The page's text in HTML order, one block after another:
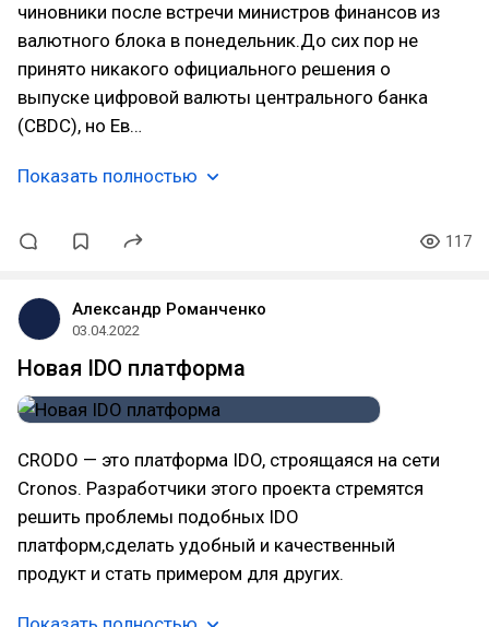
чиновники после встречи министров финансов из
валютного блока в понедельник.До сих пор не
принято никакого официального решения о
выпуске цифровой валюты центрального банка
(CBDC), но Ев…
Показать полностью
117
Александр Романченко
03.04.2022
Новая IDO платформа
CRODO — это платформа IDO, строящаяся на сети
Cronos. Разработчики этого проекта стремятся
решить проблемы подобных IDO
платформ,сделать удобный и качественный
продукт и стать примером для других.